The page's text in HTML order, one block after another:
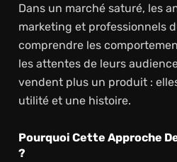
Dans un marché saturé, les
marketing et professionnels
comprendre les
les attentes de leurs
vendent plus un produit :
utilité et une histoire.
Pourquoi Cette Approche
?